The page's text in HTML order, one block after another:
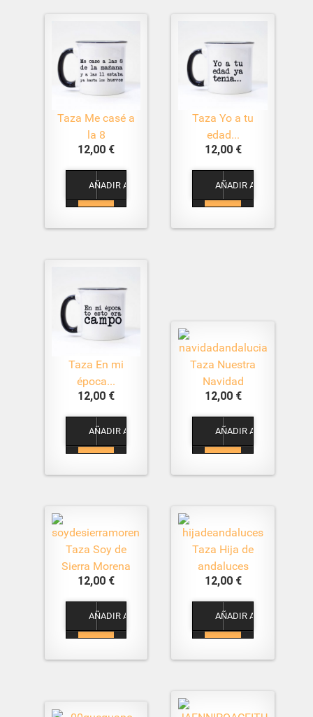
Taza Me casé a
la 8
12,00 €
1
Taza Yo a tu
edad...
12,00 €
1
Taza En mi
época...
12,00 €
1
Taza Nuestra
Navidad
12,00 €
1
Taza Soy de
Sierra Morena
12,00 €
1
Taza Hija de
andaluces
12,00 €
1